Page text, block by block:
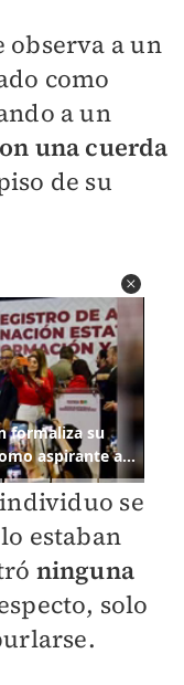
observa a un
como
a un
una cuerda
de su
se
estaban
ninguna
solo